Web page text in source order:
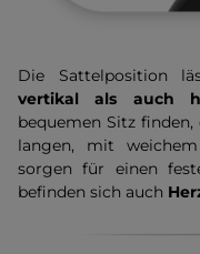
Die Sattelposition
vertikal als auch
bequemen Sitz
langen, mit
sorgen für einen
befinden sich auch